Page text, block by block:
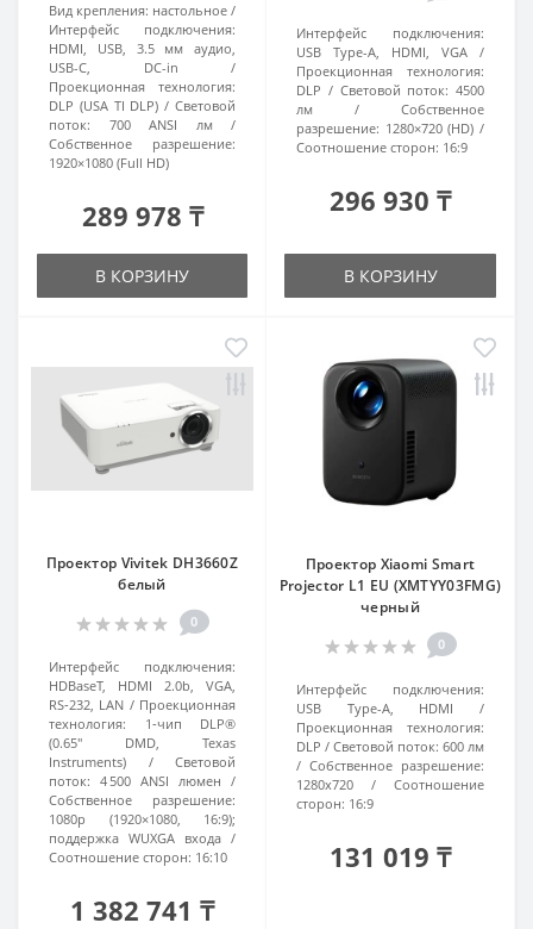
Вид крепления: настольное
Интерфейс подключения:
HDMI, USB, 3.5 мм аудио,
USB-C, DC-in
Проекционная технология:
DLP (USA TI DLP)
Световой
поток:
700 ANSI лм
Собственное разрешение:
1920×1080 (Full HD)
289 978 ₸
В КОРЗИНУ
Интерфейс подключения:
USB Type-A, HDMI, VGA
Проекционная технология:
DLP
Световой поток: 4500
лм
Собственное
разрешение: 1280×720 (HD)
Соотношение сторон: 16:9
296 930 ₸
В КОРЗИНУ
Проектор Vivitek DH3660Z
белый
0
Интерфейс подключения:
HDBaseT, HDMI 2.0b, VGA,
RS‑232, LAN
Проекционная
технология:
1‑чип DLP®
(0.65″ DMD, Texas
Instruments)
Световой
поток: 4 500 ANSI люмен
Собственное разрешение:
1080p (1920×1080, 16:9);
поддержка WUXGA входа
Соотношение сторон: 16:10
1 382 741 ₸
Проектор Xiaomi Smart
Projector L1 EU (XMTYY03FMG)
черный
0
Интерфейс подключения:
USB Type-A, HDMI
Проекционная технология:
DLP
Световой поток: 600 лм
Собственное разрешение:
1280x720
Соотношение
сторон: 16:9
131 019 ₸